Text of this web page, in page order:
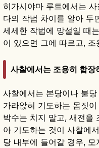
히가시야마 루트에서는
다의 작법 차이를 알아 두
세세한 작법에 망설일 때
이 있으면 그에 따르고,
사찰에서는 조용히 합장
사찰에서는 본당이나 불
가라앉혀 기도하는 몸짓
박수는 치지 말고, 새전을
아 기도하는 것이 사찰에
당 내부에 들어갈 경우,